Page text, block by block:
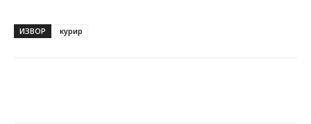
ИЗВОР курир